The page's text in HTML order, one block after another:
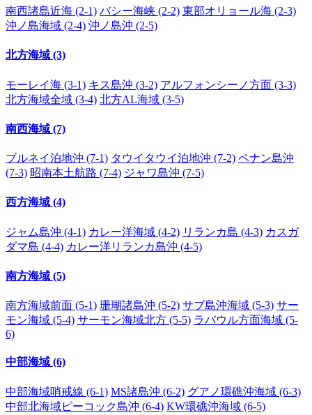
南西諸島近海 (2-1) バシー海峡 (2-2) 東部オリョール海 (2-3)
沖ノ島海域 (2-4) 沖ノ島沖 (2-5)
北方海域 (3)
モーレイ海 (3-1) キス島沖 (3-2) アルフォンシーノ方面 (3-3)
北方海域全域 (3-4) 北方AL海域 (3-5)
南西海域 (7)
ブルネイ泊地沖 (7-1) タウイタウイ泊地沖 (7-2) ペナン島沖
(7-3) 昭南本土航路 (7-4) ジャワ島沖 (7-5)
西方海域 (4)
ジャム島沖 (4-1) カレー洋海域 (4-2) リランカ島 (4-3) カスガ
ダマ島 (4-4) カレー洋リランカ島沖 (4-5)
南方海域 (5)
南方海域前面 (5-1) 珊瑚諸島沖 (5-2) サブ島沖海域 (5-3) サー
モン海域 (5-4) サーモン海域北方 (5-5) ラバウル方面海域 (5-
6)
中部海域 (6)
中部海域哨戒線 (6-1) MS諸島沖 (6-2) グアノ環礁沖海域 (6-3)
中部北海域ピーコック島沖 (6-4) KW環礁沖海域 (6-5)